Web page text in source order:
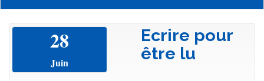
28
Juin
Ecrire pour
être lu